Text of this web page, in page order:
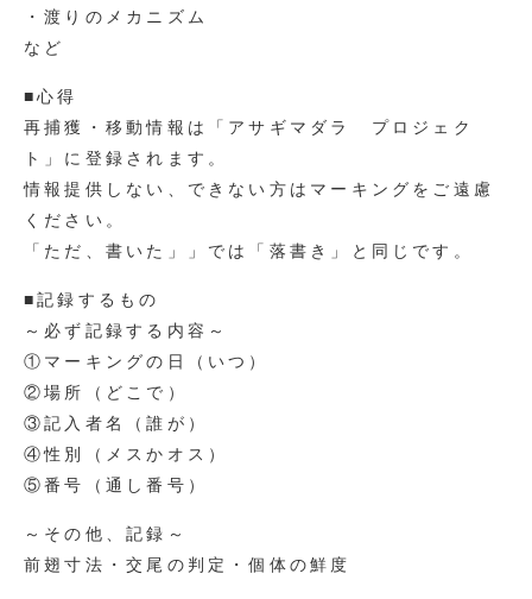
・渡りのメカニズム
など
■心得
再捕獲・移動情報は「アサギマダラ プロジェク
ト」に登録されます。
情報提供しない、できない方はマーキングをご遠慮
ください。
「ただ、書いた」」では「落書き」と同じです。
■記録するもの
～必ず記録する内容～
①マーキングの日（いつ）
②場所（どこで）
③記入者名（誰が）
④性別（メスかオス）
⑤番号（通し番号）
～その他、記録～
前翅寸法・交尾の判定・個体の鮮度